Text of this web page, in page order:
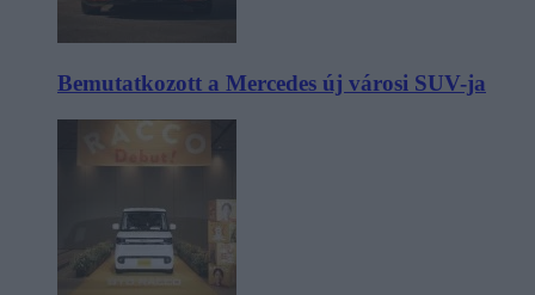
Bemutatkozott a Mercedes új városi SUV-ja